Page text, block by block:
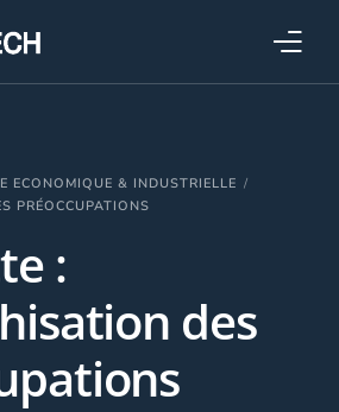
ECONOMIQUE & INDUSTRIELLE
PRÉOCCUPATIONS
:
des